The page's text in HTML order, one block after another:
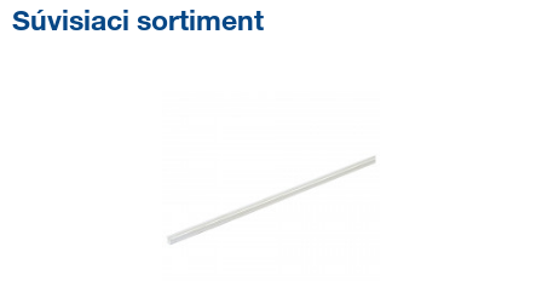
Súvisiaci sortiment